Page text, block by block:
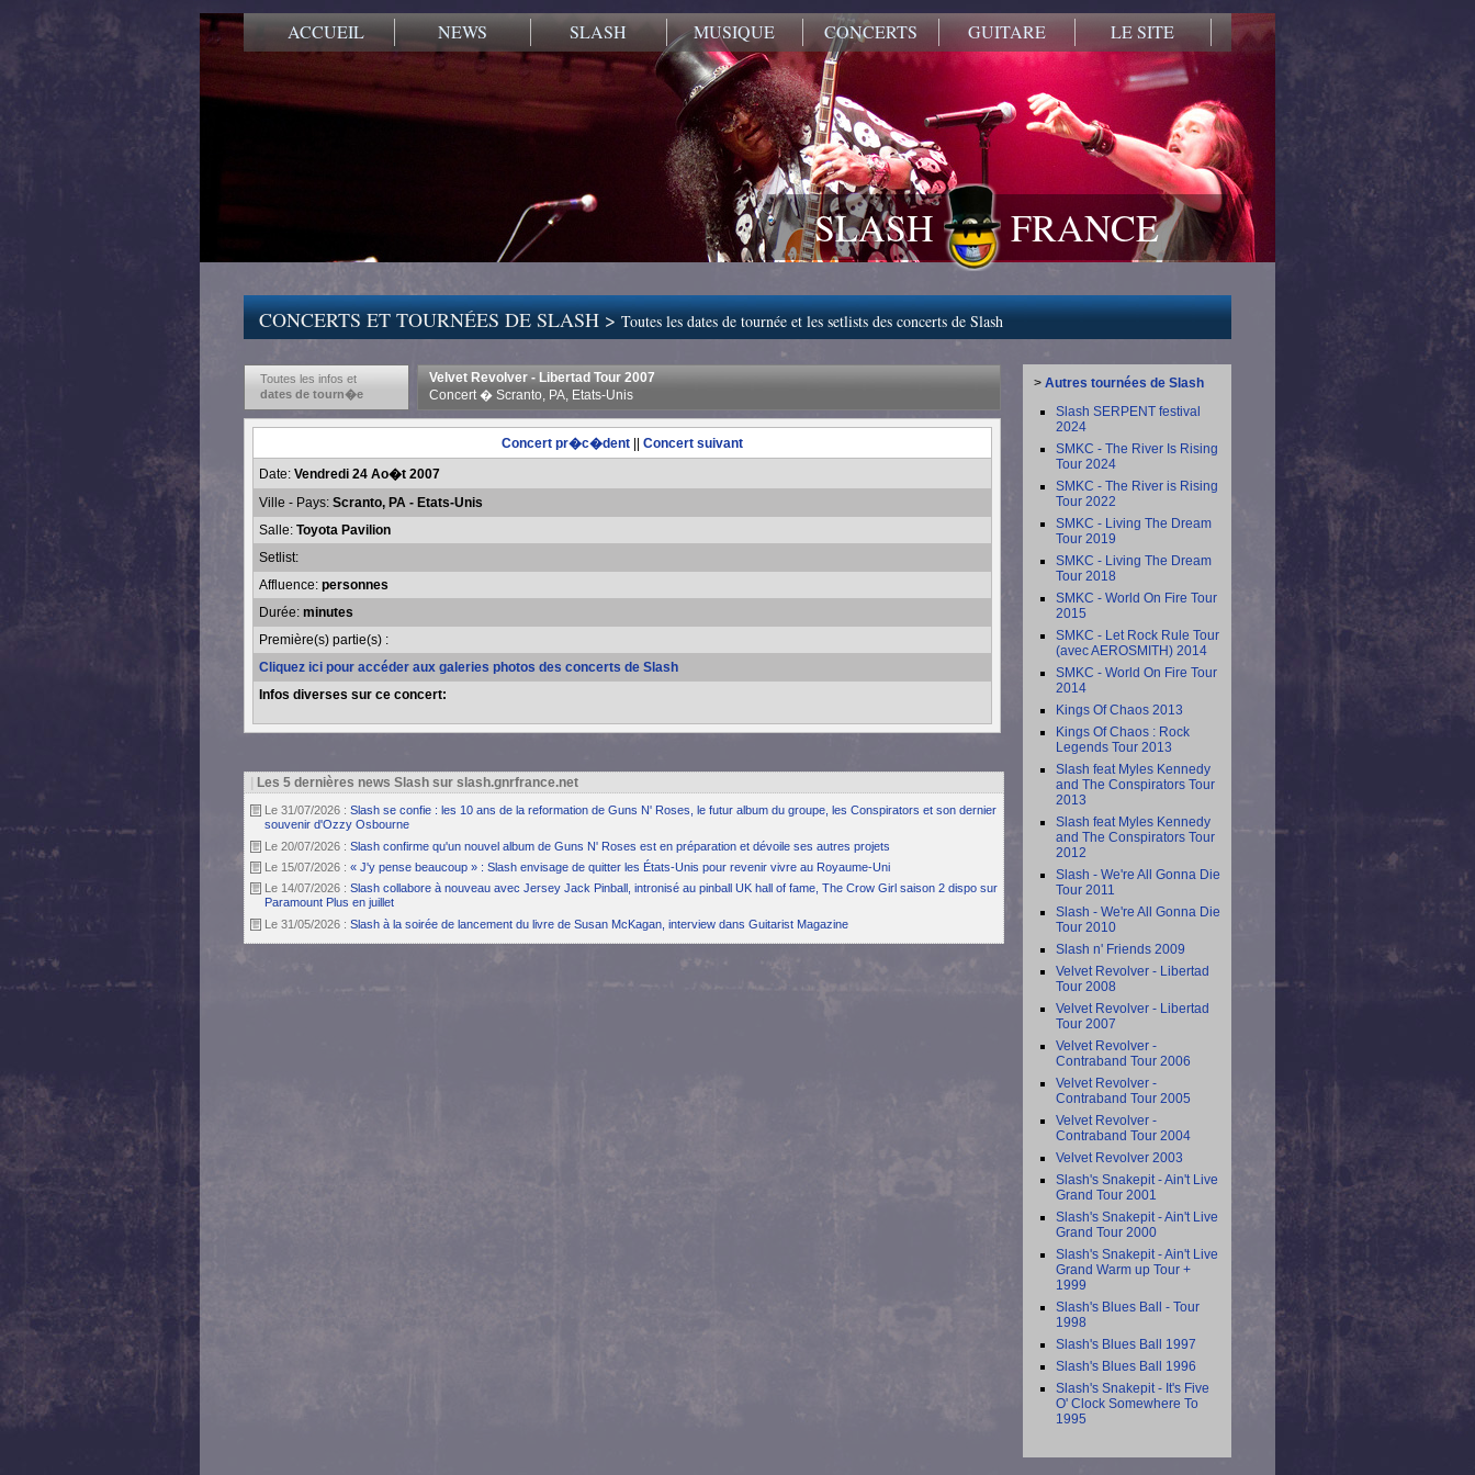
ACCUEIL NEWS SLASH MUSIQUE CONCERTS GUITARE LE SITE
SLASH FRANCE
CONCERTS ET TOURNÉES DE SLASH >Toutes les dates de tournée et les setlists des concerts de Slash
Toutes les infos et
dates de tourn�e
Velvet Revolver - Libertad Tour 2007
Concert � Scranto, PA, Etats-Unis
Concert pr�c�dent
Concert suivant
Date: Vendredi 24 Ao�t 2007
Ville - Pays: Scranto, PA - Etats-Unis
Salle: Toyota Pavilion
Setlist:
Affluence: personnes
Durée: minutes
Première(s) partie(s) :
Cliquez ici pour accéder aux galeries photos des concerts de Slash
Infos diverses sur ce concert:
Les 5 dernières news Slash sur slash.gnrfrance.net
Le 31/07/2026 : Slash se confie : les 10 ans de la reformation de Guns N' Roses, le futur album du groupe, les Conspirators et son dernier
souvenir d'Ozzy Osbourne
Le 20/07/2026 : Slash confirme qu'un nouvel album de Guns N' Roses est en préparation et dévoile ses autres projets
Le 15/07/2026 : « J'y pense beaucoup » : Slash envisage de quitter les États-Unis pour revenir vivre au Royaume-Uni
Le 14/07/2026 : Slash collabore à nouveau avec Jersey Jack Pinball, intronisé au pinball UK hall of fame, The Crow Girl saison 2 dispo sur
Paramount Plus en juillet
Le 31/05/2026 : Slash à la soirée de lancement du livre de Susan McKagan, interview dans Guitarist Magazine
> Autres tournées de Slash
Slash SERPENT festival
2024
SMKC - The River Is Rising
Tour 2024
SMKC - The River is Rising
Tour 2022
SMKC - Living The Dream
Tour 2019
SMKC - Living The Dream
Tour 2018
SMKC - World On Fire Tour
2015
SMKC - Let Rock Rule Tour
(avec AEROSMITH) 2014
SMKC - World On Fire Tour
2014
Kings Of Chaos 2013
Kings Of Chaos : Rock
Legends Tour 2013
Slash feat Myles Kennedy
and The Conspirators Tour
2013
Slash feat Myles Kennedy
and The Conspirators Tour
2012
Slash - We're All Gonna Die
Tour 2011
Slash - We're All Gonna Die
Tour 2010
Slash n' Friends 2009
Velvet Revolver - Libertad
Tour 2008
Velvet Revolver - Libertad
Tour 2007
Velvet Revolver -
Contraband Tour 2006
Velvet Revolver -
Contraband Tour 2005
Velvet Revolver -
Contraband Tour 2004
Velvet Revolver 2003
Slash's Snakepit - Ain't Live
Grand Tour 2001
Slash's Snakepit - Ain't Live
Grand Tour 2000
Slash's Snakepit - Ain't Live
Grand Warm up Tour +
1999
Slash's Blues Ball - Tour
1998
Slash's Blues Ball 1997
Slash's Blues Ball 1996
Slash's Snakepit - It's Five
O' Clock Somewhere To
1995